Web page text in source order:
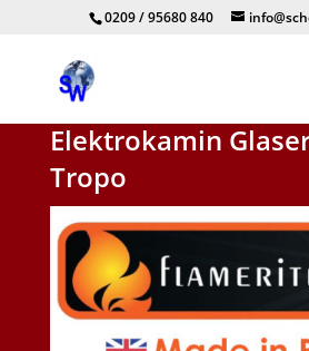
0209 / 95680 840
Elektrokamin
Tropo